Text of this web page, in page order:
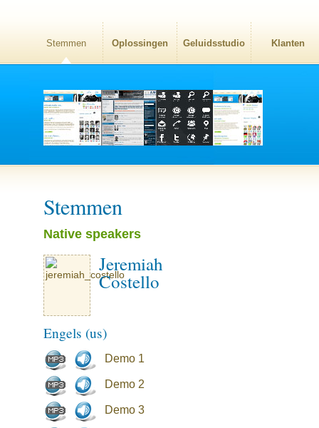
Stemmen Oplossingen Geluidsstudio Klanten
Stemmen
Native speakers
Jeremiah
Costello
Engels (us)
Demo 1
Demo 2
Demo 3